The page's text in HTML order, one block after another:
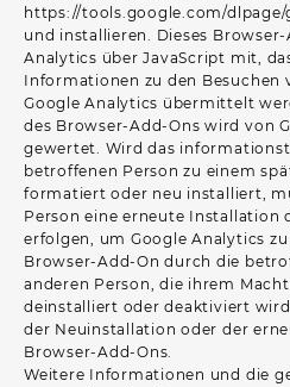
https://tools.google.com/
und installieren. Dieses
Analytics über JavaScript mit,
Informationen zu den Besuchen
Google Analytics übermittelt
des Browser-Add-Ons wird von
gewertet. Wird das
betroffenen Person zu einem
formatiert oder neu installiert,
Person eine erneute Installation
erfolgen, um Google Analytics
Browser-Add-On durch die
anderen Person, die ihrem
deinstalliert oder deaktiviert
der Neuinstallation oder der
Browser-Add-Ons.
Weitere Informationen und die